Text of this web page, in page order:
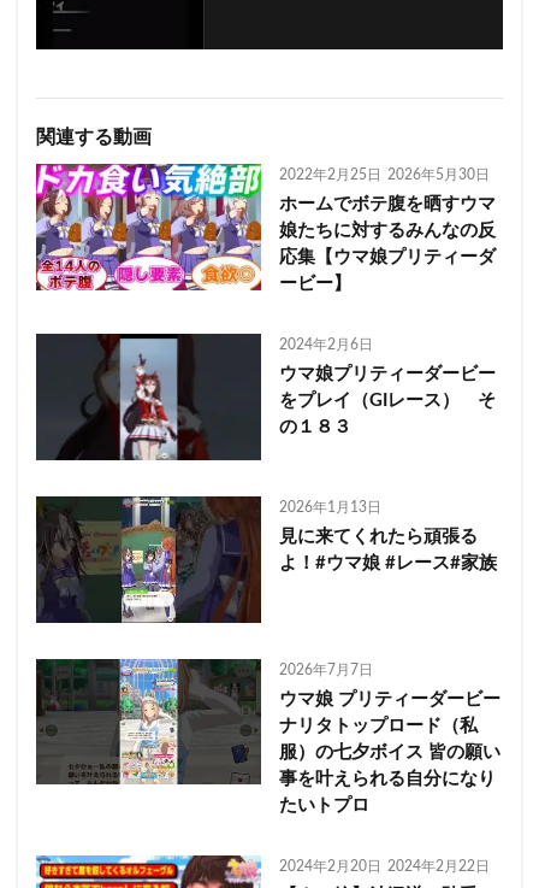
関連する動画
2022年2月25日 2026年5月30日
ホームでボテ腹を晒すウマ
娘たちに対するみんなの反
応集【ウマ娘プリティーダ
ービー】
2024年2月6日
ウマ娘プリティーダービー
をプレイ（GIレース） そ
の１８３
2026年1月13日
見に来てくれたら頑張る
よ！#ウマ娘 #レース#家族
2026年7月7日
ウマ娘 プリティーダービー
ナリタトップロード（私
服）の七夕ボイス 皆の願い
事を叶えられる自分になり
たいトプロ
2024年2月20日 2024年2月22日